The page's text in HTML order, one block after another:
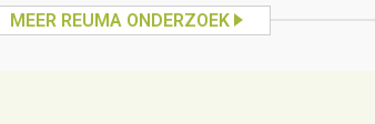
MEER REUMA ONDERZOEK